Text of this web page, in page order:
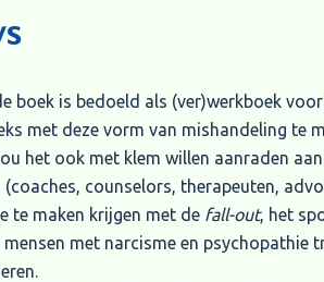
boek is bedoeld als (ver)werkboek
met deze vorm van mishandeling te
het ook met klem willen aanraden
counselors, therapeuten,
te maken krijgen met de fall-out, het
met narcisme en psychopathie